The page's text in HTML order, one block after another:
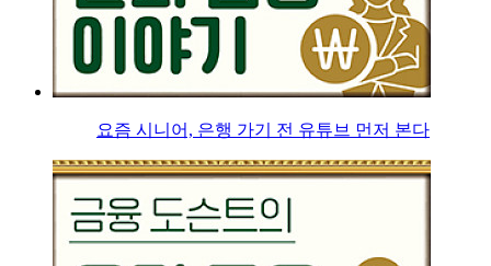
요즘 시니어, 은행 가기 전 유튜브 먼저 본다